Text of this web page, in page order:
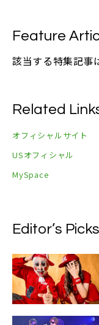
Feature
該当する特集記事
Related
オフィシャルサイト
USオフィシャル
MySpace
Editor’s Picks